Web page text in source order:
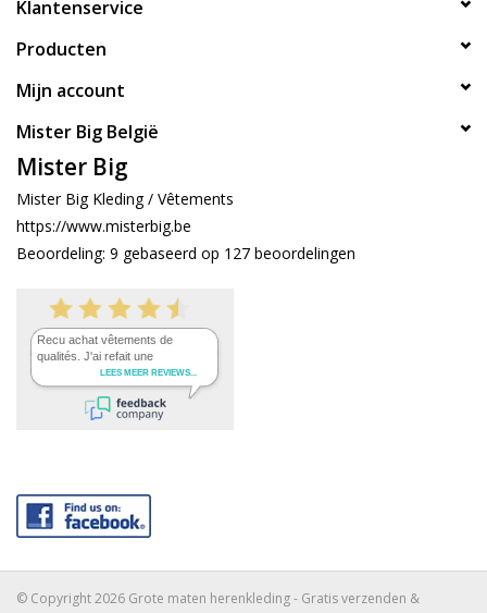
Klantenservice
Producten
Mijn account
Mister Big België
Mister Big
Mister Big Kleding / Vêtements
https://www.misterbig.be
Beoordeling: 9 gebaseerd op 127 beoordelingen
© Copyright 2026 Grote maten herenkleding - Gratis verzenden &